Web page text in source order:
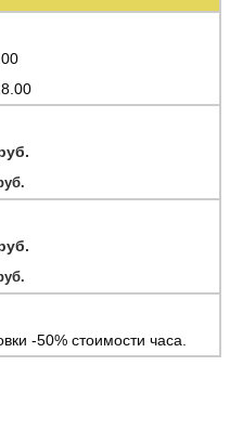
-50% стоимости часа.